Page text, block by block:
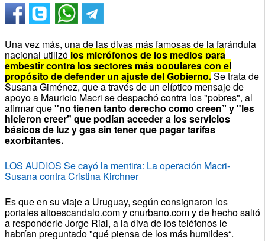
Una vez más, una de las divas más famosas de la farándula
nacional utilizó los micrófonos de los medios para
embestir contra los sectores más populares con el
propósito de defender un ajuste del Gobierno.Se trata de
Susana Giménez, que a través de un elíptico mensaje de
apoyo a Mauricio Macri se despachó contra los "pobres", al
afirmar que"no tienen tanto derecho como creen” y "les
hicieron creer" que podían acceder a los servicios
básicos de luz y gas sin tener que pagar tarifas
exorbitantes.
LOS AUDIOS Se cayó la mentira: La operación Macri-
Susana contra Cristina Kirchner
Es que en su viaje a Uruguay, según consignaron los
portales altoescandalo.com y cnurbano.com y de hecho salió
a responderle Jorge Rial, a la diva de los teléfonos le
habrían preguntado "qué piensa de los más humildes“.